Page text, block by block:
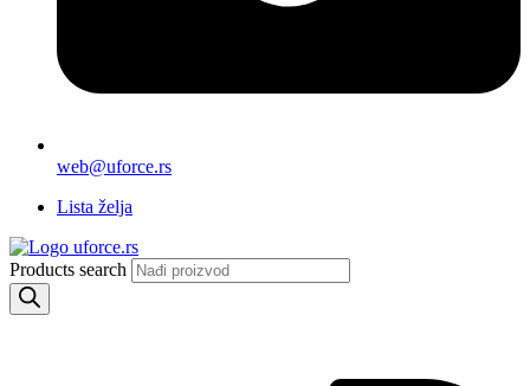
web@uforce.rs
Lista želja
Products search